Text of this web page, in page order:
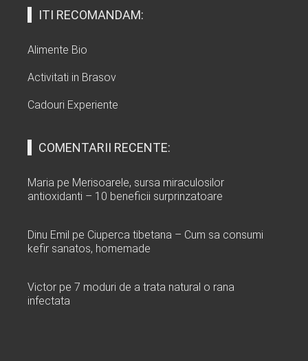
ITI RECOMANDAM:
Alimente Bio
Activitati in Brasov
Cadouri Experiente
COMENTARII RECENTE:
Maria pe Merisoarele, sursa miraculosilor
antioxidanti – 10 beneficii surprinzatoare
Dinu Emil pe Ciuperca tibetana – Cum sa consumi
kefir sanatos, homemade
Victor pe 7 moduri de a trata natural o rana
infectata